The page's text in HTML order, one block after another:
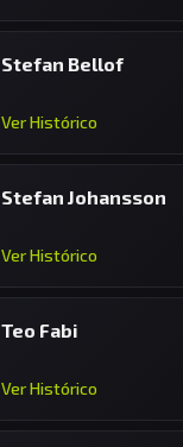
Stefan Bellof
Ver Histórico
Stefan Johansson
Ver Histórico
Teo Fabi
Ver Histórico